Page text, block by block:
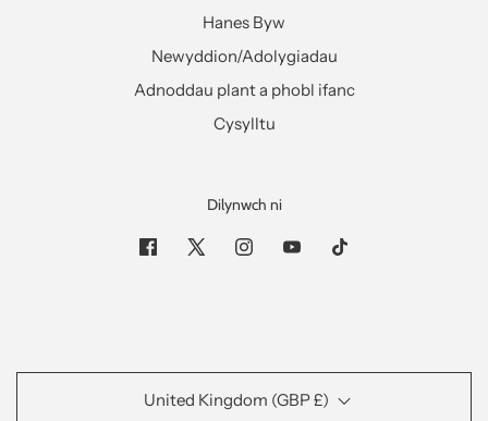
Hanes Byw
Newyddion/Adolygiadau
Adnoddau plant a phobl ifanc
Cysylltu
Dilynwch ni
United Kingdom (GBP £)